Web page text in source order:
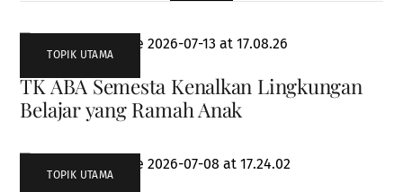
TOPIK UTAMA
TK ABA Semesta Kenalkan Lingkungan
Belajar yang Ramah Anak
TOPIK UTAMA